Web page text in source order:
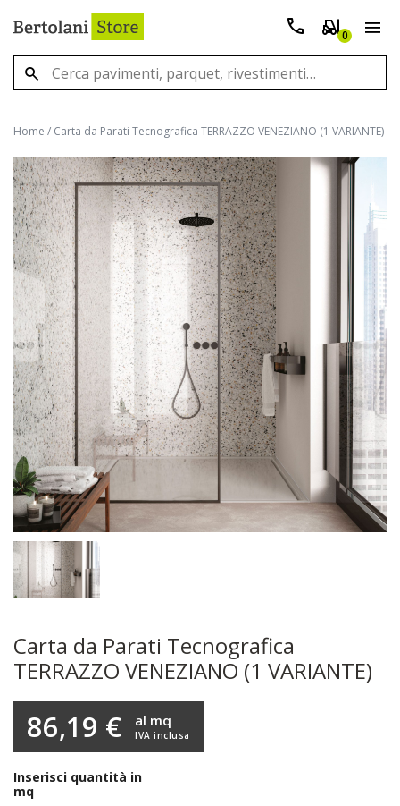
0
Home / Carta da Parati Tecnografica TERRAZZO VENEZIANO (1 VARIANTE)
Carta da Parati Tecnografica
TERRAZZO VENEZIANO (1 VARIANTE)
86,19 € IVA inclusa
al mq
Inserisci quantità in
mq